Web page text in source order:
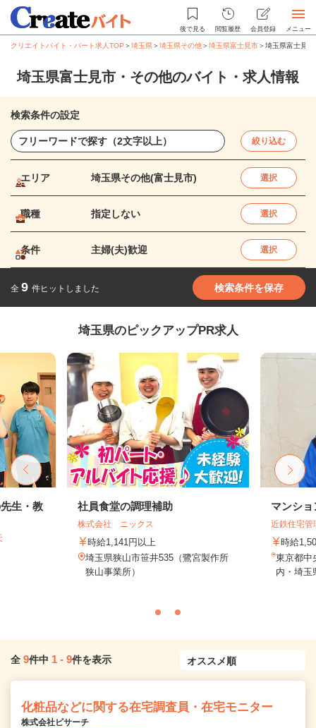
後で見る 閲覧履歴 会員登録 メニュー
クリエイトバイト・パート求人TOP ＞埼玉県＞埼玉県その他＞埼玉県富士見市＞埼玉県富士見
埼玉県富士見市・その他のバイト・求人情報
検索条件の設定
絞り込む
エリア 埼玉県その他(富士見市) 選択
職種 指定しない 選択
条件 主婦(夫)歓迎 選択
全 9 件ヒットしました 検索条件を保存
埼玉県のピックアップPR求人
生・教 社員食堂の調理補助
株式会社 ニックス
時給1,141円以上
埼玉県狭山市笹井535（鷺宮製作所
狭山事業所）
マンシ
近鉄住宅
時給
東京都中
内・埼玉
全 9件中 1 - 9件を表示
化粧品などに関する在宅調査員・在宅モニター
株式会社ビサーチ